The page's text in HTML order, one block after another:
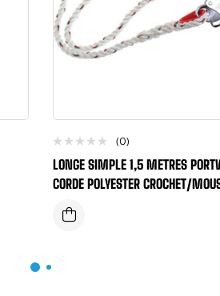
(0)
LONGE SIMPLE 1,5 METRES
CORDE POLYESTER CROCHET/